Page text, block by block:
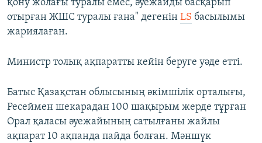
қону жолағы туралы емес, әуежайды басқарып
отырған ЖШС туралы ғана" дегенін LS басылымы
жариялаған.
Министр толық ақпаратты кейін беруге уәде етті.
Батыс Қазақстан облысының әкімшілік орталығы,
Ресеймен шекарадан 100 шақырым жерде тұрған
Орал қаласы әуежайының сатылғаны жайлы
ақпарат 10 ақпанда пайда болған. Мәншүк